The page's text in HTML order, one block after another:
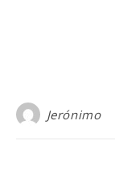
Jerónimo